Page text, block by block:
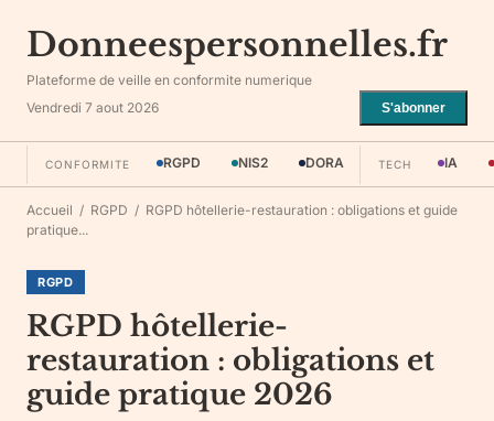
Donneespersonnelles.fr
Plateforme de veille en conformite numerique
Vendredi 7 aout 2026
S'abonner
CONFORMITE RGPD NIS2 DORA TECH IA
Accueil / RGPD / RGPD hôtellerie-restauration : obligations et guide
pratique...
RGPD
RGPD hôtellerie-
restauration : obligations et
guide pratique 2026